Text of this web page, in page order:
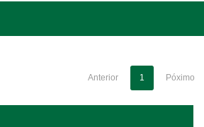
Anterior 1 Póximo